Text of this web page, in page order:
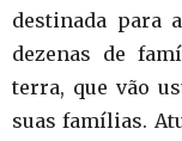
destinada para
dezenas de
terra, que vão
suas famílias.